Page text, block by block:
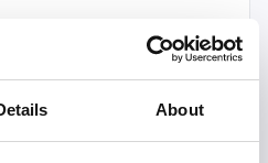
About
som